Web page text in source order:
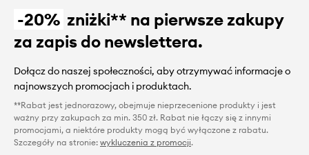
-20% zniżki** na pierwsze zakupy
za zapis do newslettera.
Dołącz do naszej społeczności, aby otrzymywać informacje o
najnowszych promocjach i produktach.
**Rabat jest jednorazowy, obejmuje nieprzecenione produkty i jest
ważny przy zakupach za min. 350 zł. Rabat nie łączy się z innymi
promocjami, a niektóre produkty mogą być wyłączone z rabatu.
Szczegóły na stronie: wykluczenia z promocji.